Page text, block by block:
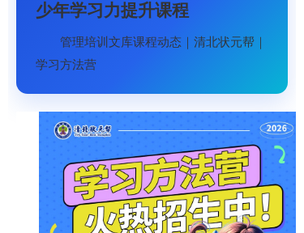
少年学习力提升课程
管理培训文库课程动态｜清北状元帮｜
学习方法营